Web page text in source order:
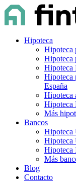
Hipoteca
Hipoteca
Hipoteca
Hipoteca
Hipoteca
España
Hipoteca
Hipoteca
Más
Bancos
Hipoteca
Hipoteca
Hipoteca
Más
Blog
Contacto